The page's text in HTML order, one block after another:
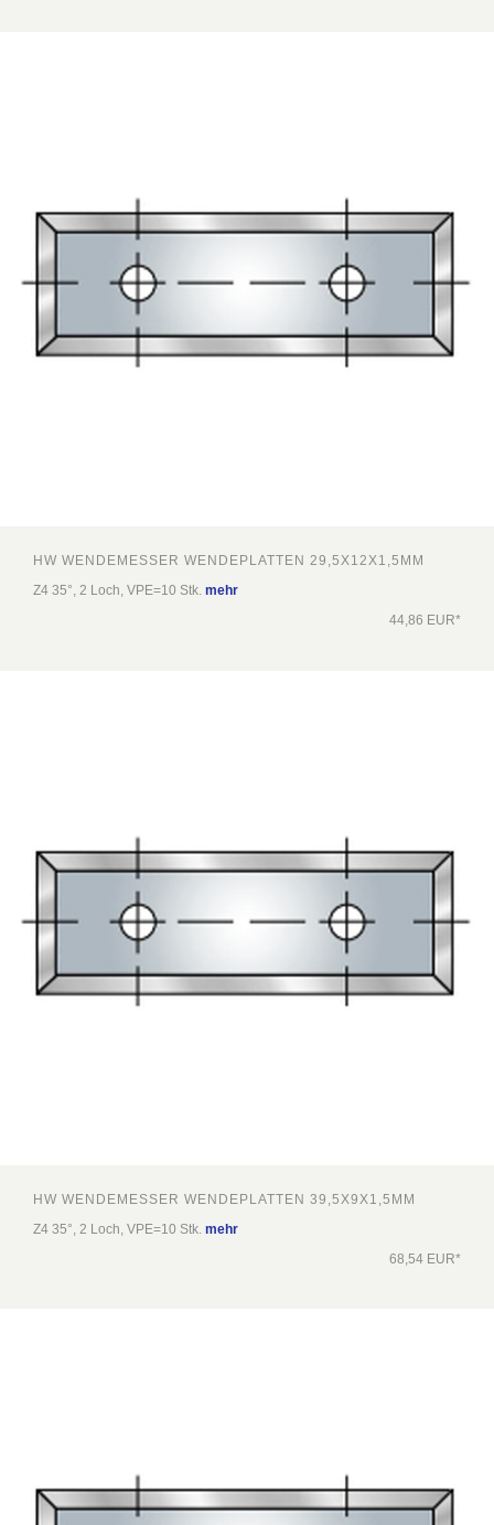
HW WENDEMESSER WENDEPLATTEN 29,5X12X1,5MM
Z4 35°, 2 Loch, VPE=10 Stk. mehr
44,86 EUR*
HW WENDEMESSER WENDEPLATTEN 39,5X9X1,5MM
Z4 35°, 2 Loch, VPE=10 Stk. mehr
68,54 EUR*